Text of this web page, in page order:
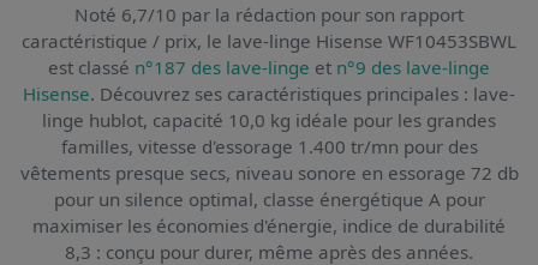
Noté 6,7/10 par la rédaction pour son rapport
caractéristique / prix, le lave-linge Hisense WF10453SBWL
est classé n°187 des lave-linge et n°9 des lave-linge
Hisense. Découvrez ses caractéristiques principales : lave-
linge hublot, capacité 10,0 kg idéale pour les grandes
familles, vitesse d'essorage 1.400 tr/mn pour des
vêtements presque secs, niveau sonore en essorage 72 db
pour un silence optimal, classe énergétique A pour
maximiser les économies d'énergie, indice de durabilité
8,3 : conçu pour durer, même après des années.